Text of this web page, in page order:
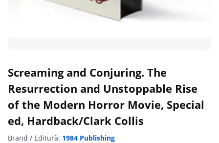
Screaming and Conjuring. The
Resurrection and Unstoppable Rise
of the Modern Horror Movie, Special
ed, Hardback/Clark Collis
Brand / Editură: 1984 Publishing